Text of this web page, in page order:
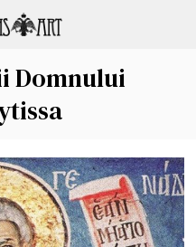
Domnului